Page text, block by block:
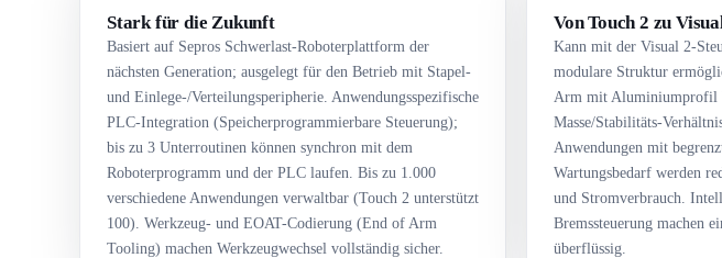
Stark für die Zukunft
Basiert auf Sepros Schwerlast-Roboterplattform der
nächsten Generation; ausgelegt für den Betrieb mit Stapel-
und Einlege-/Verteilungsperipherie. Anwendungsspezifische
PLC-Integration (Speicherprogrammierbare Steuerung);
bis zu 3 Unterroutinen können synchron mit dem
Roboterprogramm und der PLC laufen. Bis zu 1.000
verschiedene Anwendungen verwaltbar (Touch 2 unterstützt
100). Werkzeug- und EOAT-Codierung (End of Arm
Tooling) machen Werkzeugwechsel vollständig sicher.
Von Touch 2 zu
Kann mit der Visual 2-
modulare Struktur
Arm mit Aluminiumprofil
Masse/Stabilitäts-
Anwendungen mit
Wartungsbedarf werden
und Stromverbrauch.
Bremssteuerung machen
überflüssig.